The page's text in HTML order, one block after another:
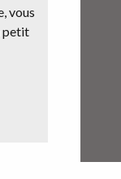
vous
petit